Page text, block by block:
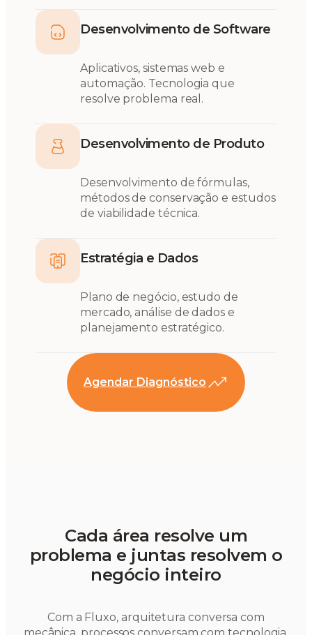
Desenvolvimento de Software
Aplicativos, sistemas web e
automação. Tecnologia que
resolve problema real.
Desenvolvimento de Produto
Desenvolvimento de fórmulas,
métodos de conservação e estudos
de viabilidade técnica.
Estratégia e Dados
Plano de negócio, estudo de
mercado, análise de dados e
planejamento estratégico.
Agendar Diagnóstico
Cada área resolve um
problema e juntas resolvem o
negócio inteiro
Com a Fluxo, arquitetura conversa com